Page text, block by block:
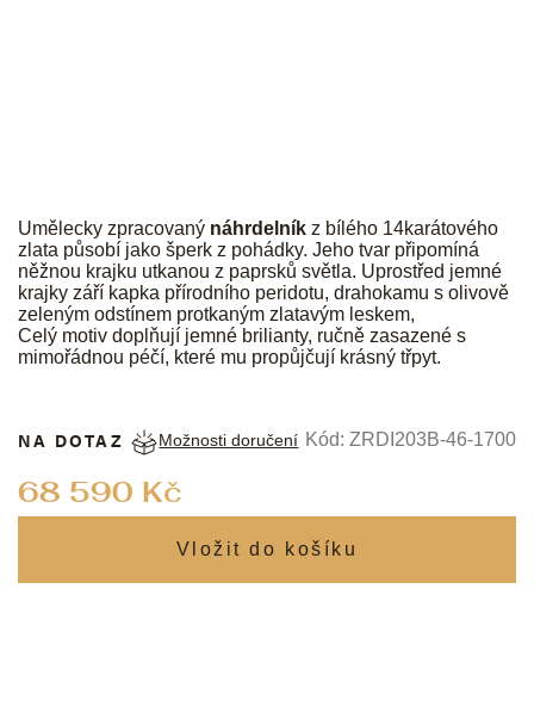
Umělecky zpracovaný náhrdelník z bílého 14karátového
zlata působí jako šperk z pohádky. Jeho tvar připomíná
něžnou krajku utkanou z paprsků světla. Uprostřed jemné
krajky září kapka přírodního peridotu, drahokamu s olivově
zeleným odstínem protkaným zlatavým leskem,
Celý motiv doplňují jemné brilianty, ručně zasazené s
mimořádnou péčí, které mu propůjčují krásný třpyt.
68 590 Kč
NA DOTAZ Možnosti doručení Kód: ZRDI203B-46-1700